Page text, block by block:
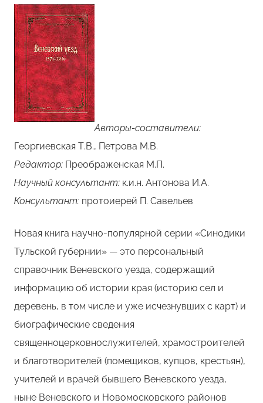
Авторы-составители:
Георгиевская Т.В., Петрова М.В.
Редактор: Преображенская М.П.
Научный консультант: к.и.н. Антонова И.А.
Консультант: протоиерей П. Савельев
Новая книга научно-популярной серии «Синодики
Тульской губернии» — это персональный
справочник Веневского уезда, содержащий
информацию об истории края (историю сел и
деревень, в том числе и уже исчезнувших с карт) и
биографические сведения
священноцерковнослужителей, храмостроителей
и благотворителей (помещиков, купцов, крестьян),
учителей и врачей бывшего Веневского уезда,
ныне Веневского и Новомосковского районов